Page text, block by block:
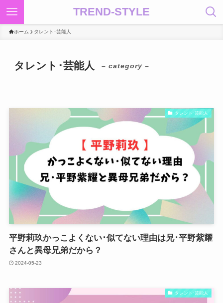
TREND-STYLE
ホーム タレント･芸能人
タレント･芸能人 – category –
タレント･芸能人
平野莉玖かっこよくない･似てない理由は兄･平野紫耀
さんと異母兄弟だから？
2024-05-23
タレント･芸能人